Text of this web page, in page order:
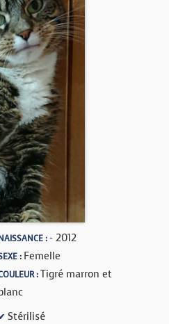
:- 2012
: Femelle
:Tigré marron et
Stérilisé